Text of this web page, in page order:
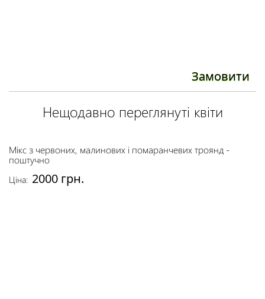
Замовити
Нещодавно переглянуті квіти
Мікс з червоних, малинових і помаранчевих троянд -
поштучно
Ціна: 2000 грн.